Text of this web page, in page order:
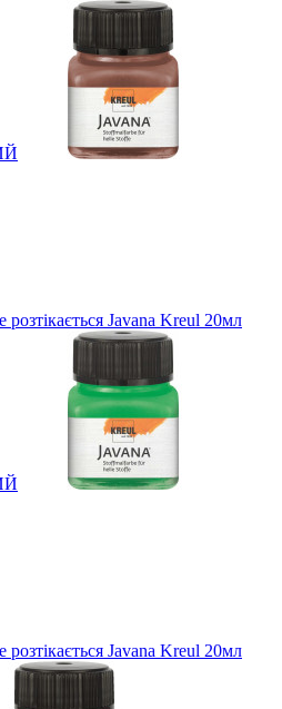
Javana Kreul 20мл
Javana Kreul 20мл